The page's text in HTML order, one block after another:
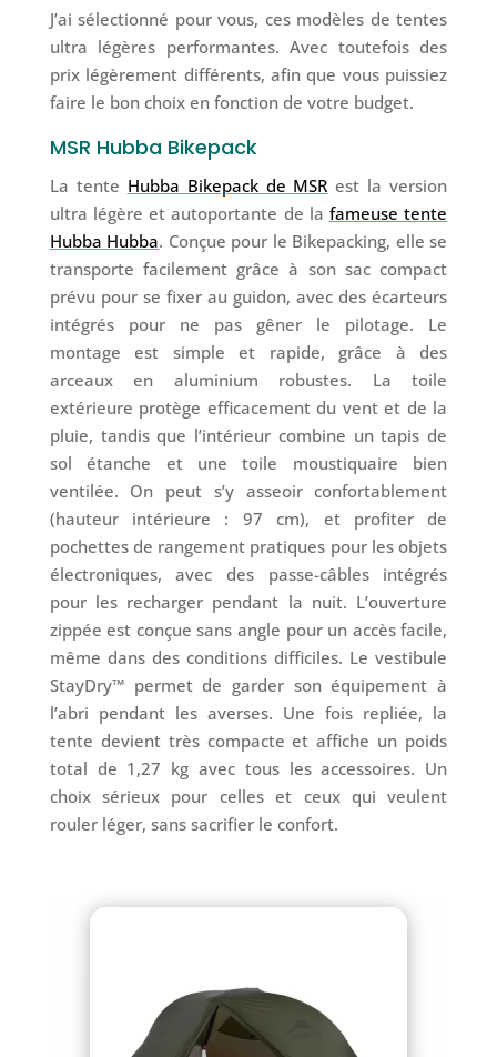
J’ai sélectionné pour vous, ces modèles de tentes
ultra légères performantes. Avec toutefois des
prix légèrement différents, afin que vous puissiez
faire le bon choix en fonction de votre budget.
MSR Hubba Bikepack
La tente Hubba Bikepack de MSR est la version
ultra légère et autoportante de la fameuse tente
Hubba Hubba. Conçue pour le Bikepacking, elle se
transporte facilement grâce à son sac compact
prévu pour se fixer au guidon, avec des écarteurs
intégrés pour ne pas gêner le pilotage. Le
montage est simple et rapide, grâce à des
arceaux en aluminium robustes. La toile
extérieure protège efficacement du vent et de la
pluie, tandis que l’intérieur combine un tapis de
sol étanche et une toile moustiquaire bien
ventilée. On peut s’y asseoir confortablement
(hauteur intérieure : 97 cm), et profiter de
pochettes de rangement pratiques pour les objets
électroniques, avec des passe-câbles intégrés
pour les recharger pendant la nuit. L’ouverture
zippée est conçue sans angle pour un accès facile,
même dans des conditions difficiles. Le vestibule
StayDry™ permet de garder son équipement à
l’abri pendant les averses. Une fois repliée, la
tente devient très compacte et affiche un poids
total de 1,27 kg avec tous les accessoires. Un
choix sérieux pour celles et ceux qui veulent
rouler léger, sans sacrifier le confort.